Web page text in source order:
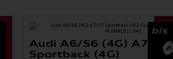
bis
Audi A6/S6 (4G) A7/S7
Sportback (4G)